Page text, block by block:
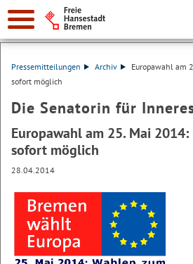
Suche:
Pressemitteilungen Archiv
Europawahl am
sofort möglich
Die Senatorin für
Europawahl am 25. Mai
sofort möglich
28.04.2014